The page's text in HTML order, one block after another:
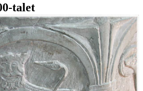
talet